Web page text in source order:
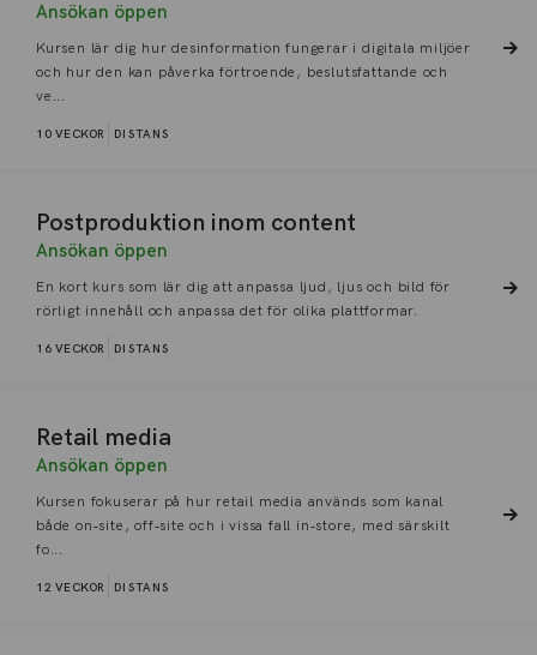
Ansökan öppen
Kursen lär dig hur desinformation fungerar i digitala miljöer
och hur den kan påverka förtroende, beslutsfattande och
ve...
10 VECKOR DISTANS
Postproduktion inom content
Ansökan öppen
En kort kurs som lär dig att anpassa ljud, ljus och bild för
rörligt innehåll och anpassa det för olika plattformar.
16 VECKOR DISTANS
Retail media
Ansökan öppen
Kursen fokuserar på hur retail media används som kanal
både on‑site, off‑site och i vissa fall in‑store, med särskilt
fo...
12 VECKOR DISTANS